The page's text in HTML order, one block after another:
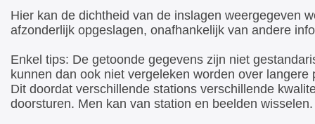
Hier kan de dichtheid van de inslagen weergegeven
afzonderlijk opgeslagen, onafhankelijk van andere
Enkel tips: De getoonde gegevens zijn niet
kunnen dan ook niet vergeleken worden over langere
Dit doordat verschillende stations verschillende
doorsturen. Men kan van station en beelden wisselen.